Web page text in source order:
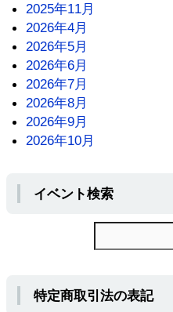
2025年11月
2026年4月
2026年5月
2026年6月
2026年7月
2026年8月
2026年9月
2026年10月
イベント検索
特定商取引法の表記